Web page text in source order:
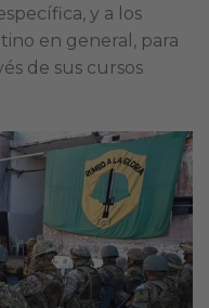
y a los
en general, para
de sus cursos